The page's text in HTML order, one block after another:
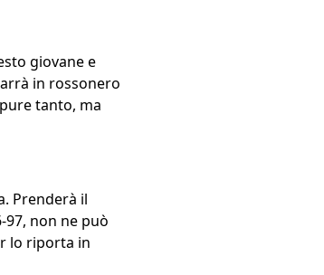
giovane e
in rossonero
tanto, ma
Prenderà il
non ne può
lo riporta in